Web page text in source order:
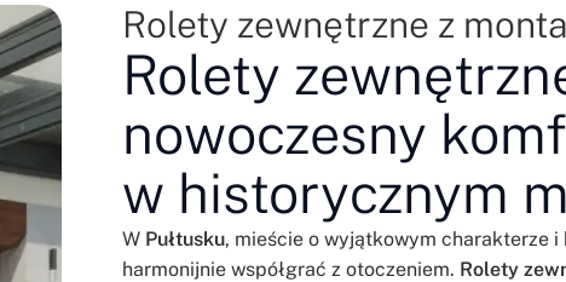
Rolety zewnętrzne z
Rolety
nowoczesny
w historycznym
W Pułtusku, mieście o wyjątkowym charakterze
harmonijnie współgrać z otoczeniem. Rolety